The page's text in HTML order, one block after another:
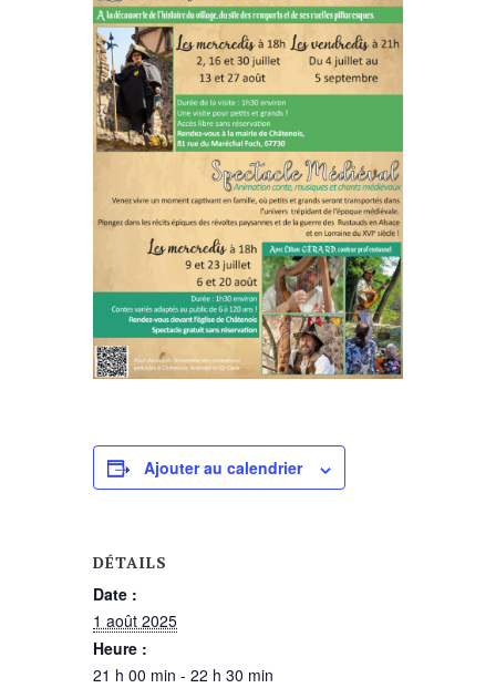
Ajouter au calendrier
DÉTAILS
Date :
1 août 2025
Heure :
21 h 00 min - 22 h 30 min